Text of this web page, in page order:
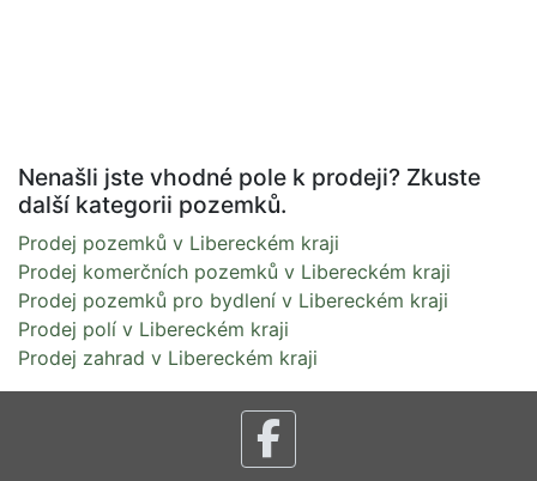
Nenašli jste vhodné pole k prodeji? Zkuste
další kategorii pozemků.
Prodej pozemků v Libereckém kraji
Prodej komerčních pozemků v Libereckém kraji
Prodej pozemků pro bydlení v Libereckém kraji
Prodej polí v Libereckém kraji
Prodej zahrad v Libereckém kraji